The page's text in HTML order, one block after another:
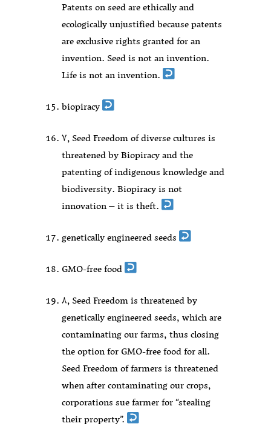
Patents on seed are ethically and
ecologically unjustified because patents
are exclusive rights granted for an
invention. Seed is not an invention.
Life is not an invention.
biopiracy
۷٫ Seed Freedom of diverse cultures is
threatened by Biopiracy and the
patenting of indigenous knowledge and
biodiversity. Biopiracy is not
innovation – it is theft.
genetically engineered seeds
GMO-free food
۸٫ Seed Freedom is threatened by
genetically engineered seeds, which are
contaminating our farms, thus closing
the option for GMO-free food for all.
Seed Freedom of farmers is threatened
when after contaminating our crops,
corporations sue farmer for “stealing
their property”.